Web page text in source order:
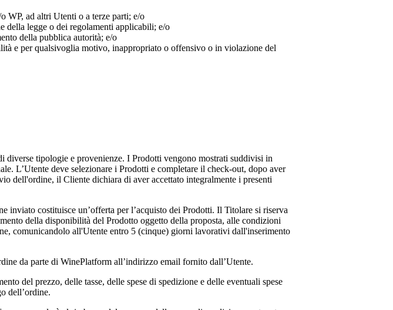
o WP, ad altri Utenti o a terze parti; e/o
della legge o dei regolamenti applicabili; e/o
della pubblica autorità; e/o
e per qualsivoglia motivo, inappropriato o offensivo o in violazione del
tipologie e provenienze. I Prodotti vengono mostrati suddivisi in
L’Utente deve selezionare i Prodotti e completare il check-out, dopo aver
dell'ordine, il Cliente dichiara di aver accettato integralmente i presenti
inviato costituisce un’offerta per l’acquisto dei Prodotti. Il Titolare si riserva
della disponibilità del Prodotto oggetto della proposta, alle condizioni
comunicandolo all'Utente entro 5 (cinque) giorni lavorativi dall'inserimento
da parte di WinePlatform all’indirizzo email fornito dall’Utente.
del prezzo, delle tasse, delle spese di spedizione e delle eventuali spese
dell’ordine.